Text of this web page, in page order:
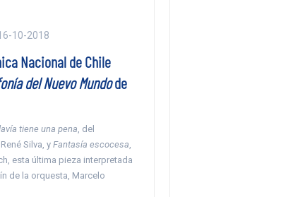
10-2018
Nacional de Chile
del Nuevo Mundode
tiene una pena, del
Silva, yFantasía escocesa,
esta última pieza interpretada
de la orquesta, Marcelo